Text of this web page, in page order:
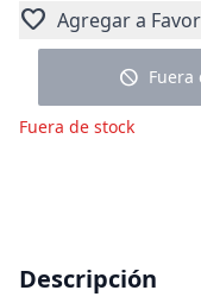
favorite Agregar a
block Fuera
Fuera de stock
Descripción